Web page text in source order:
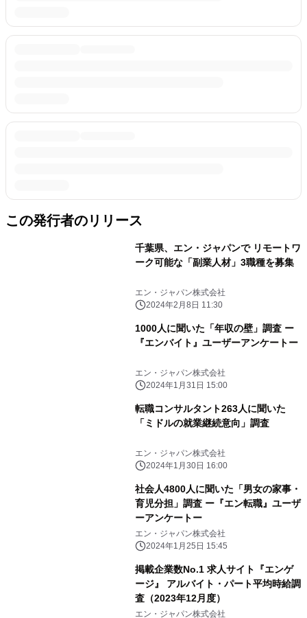
この発行者のリリース
千葉県、エン・ジャパンで リモートワ
ーク可能な「副業人材」3職種を募集
エン・ジャパン株式会社
2024年2月8日 11:30
1000人に聞いた「年収の壁」調査 ー
『エンバイト』ユーザーアンケートー
エン・ジャパン株式会社
2024年1月31日 15:00
転職コンサルタント263人に聞いた
「ミドルの就業継続意向」調査
エン・ジャパン株式会社
2024年1月30日 16:00
社会人4800人に聞いた「男女の家事・
育児分担」調査 ー『エン転職』ユーザ
ーアンケートー
エン・ジャパン株式会社
2024年1月25日 15:45
掲載企業数No.1 求人サイト『エンゲ
ージ』 アルバイト・パート平均時給調
査（2023年12月度）
エン・ジャパン株式会社